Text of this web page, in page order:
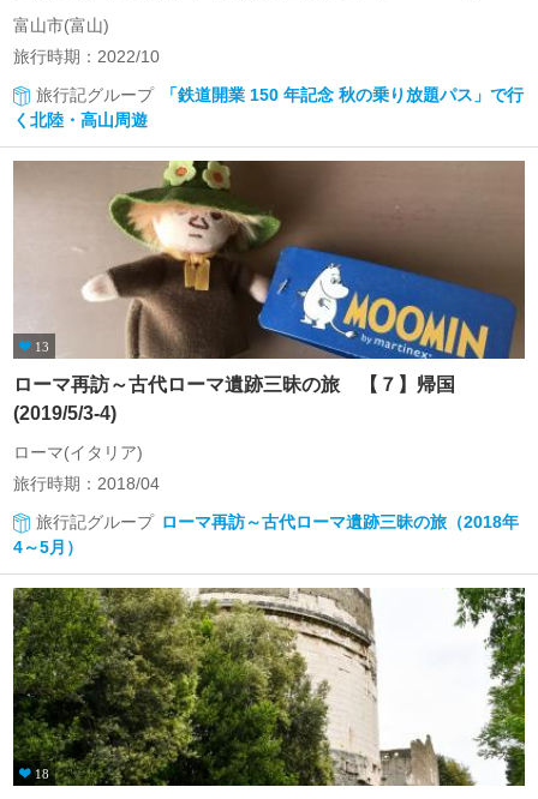
富山市(富山)
旅行時期：2022/10
旅行記グループ
「鉄道開業 150 年記念 秋の乗り放題パス」で行
く北陸・高山周遊
13
ローマ再訪～古代ローマ遺跡三昧の旅 【７】帰国
(2019/5/3-4)
ローマ(イタリア)
旅行時期：2018/04
旅行記グループ ローマ再訪～古代ローマ遺跡三昧の旅（2018年
4～5月）
18